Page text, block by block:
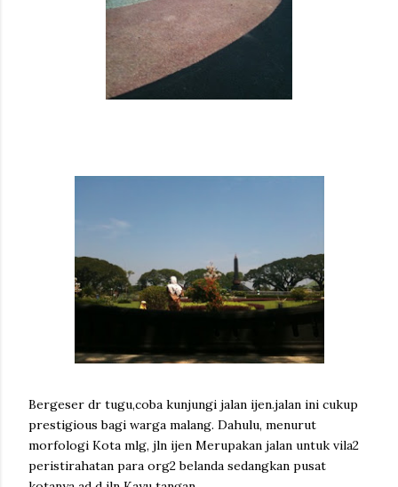
Bergeser dr tugu,coba kunjungi jalan ijen.jalan ini cukup
prestigious bagi warga malang. Dahulu, menurut
morfologi Kota mlg, jln ijen Merupakan jalan untuk vila2
peristirahatan para org2 belanda sedangkan pusat